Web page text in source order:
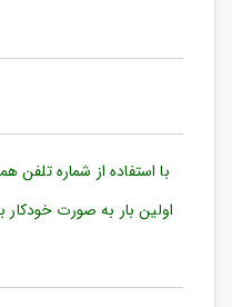
ثبت
بازیابی
رمز
علاقه
با استفاده از شماره
اولین بار به صورت